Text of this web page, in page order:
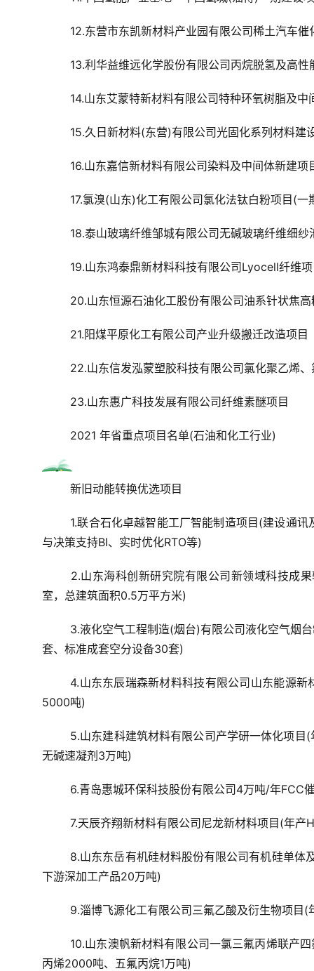
12.东营市东凯新材料产业园有限公司稀土汽车催
13.利华益维远化学股份有限公司丙烷脱氢及高性
14.山东艾蒙特新材料有限公司特种环氧树脂及中
15.久日新材料(东营)有限公司光固化系列材料建
16.山东嘉信新材料有限公司染料及中间体新建项
17.氯溴(山东)化工有限公司氯化法钛白粉项目(一
18.泰山玻璃纤维邹城有限公司无碱玻璃纤维细
19.山东鸿泰鼎新材料科技有限公司Lyocell纤维
20.山东恒源石油化工股份有限公司油系针状焦
21.阳煤平原化工有限公司产业升级搬迁改造项目
22.山东信发泓蒙塑胶科技有限公司氯化聚乙烯
23.山东惠广科技发展有限公司纤维素醚项目
2021 年省重点项目名单(石油和化工行业)
新旧动能转换优选项目
1.联合石化卓越智能工厂智能制造项目(建设通
与决策支持BI、实时优化RTO等)
2.山东海科创新研究院有限公司新领域科技成
室，总建筑面积0.5万平方米)
3.液化空气工程制造(烟台)有限公司液化空气烟
套、标准成套空分设备30套)
4.山东东辰瑞森新材料科技有限公司山东能源
5000吨)
5.山东建科建筑材料有限公司产学研一体化项目
无碱速凝剂3万吨)
6.青岛惠城环保科技股份有限公司4万吨/年FCC
7.天辰齐翔新材料有限公司尼龙新材料项目(年
8.山东东岳有机硅材料股份有限公司有机硅单
下游深加工产品20万吨)
9.淄博飞源化工有限公司三氟乙酸及衍生物项目
10.山东澳帆新材料有限公司一氯三氟丙烯联产
丙烯2000吨、五氟丙烷1万吨)